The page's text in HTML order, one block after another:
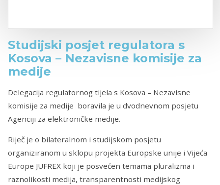
Studijski posjet regulatora s
Kosova – Nezavisne komisije za
medije
Delegacija regulatornog tijela s Kosova – Nezavisne
komisije za medije boravila je u dvodnevnom posjetu
Agenciji za elektroničke medije.
Riječ je o bilateralnom i studijskom posjetu
organiziranom u sklopu projekta Europske unije i Vijeća
Europe JUFREX koji je posvećen temama pluralizma i
raznolikosti medija, transparentnosti medijskog